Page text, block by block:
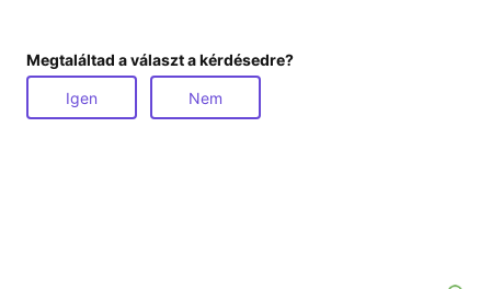
Megtaláltad a választ a kérdésedre?
Igen Nem